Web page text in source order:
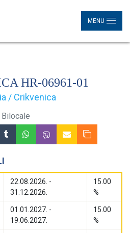
MENU
HR-06961-01
/ Crikvenica
Bilocale
22.08.2026. -
31.12.2026.
15.00
%
01.01.2027. -
19.06.2027.
15.00
%